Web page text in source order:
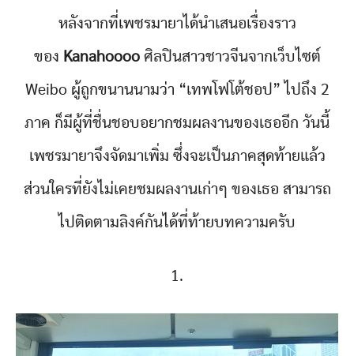
หลังจากที่เพชรมายาได้นำเสนอเรื่องราว
ของ Kanahooooศิลปินสาวชาวจีนจากเว็บไซต์
Weibo ผู้ถูกขนานนามว่า “เทพโฟโต้ชอป” ไปถึง 2
ภาค ก็มีผู้ที่ชื่นชอบอยากชมผลงานของเธออีก วันนี้
เพชรมายาจึงจัดมาเพิ่ม ซึ่งจะเป็นภาคสุดท้ายแล้ว
ส่วนใครที่ยังไม่เคยชมผลงานเก่าๆ ของเธอ สามารถ
ไปติดตามลิงค์กันได้ที่ท้ายบทความครับ
1.